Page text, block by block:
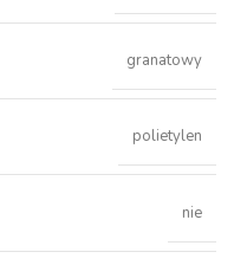
granatowy
polietylen
nie